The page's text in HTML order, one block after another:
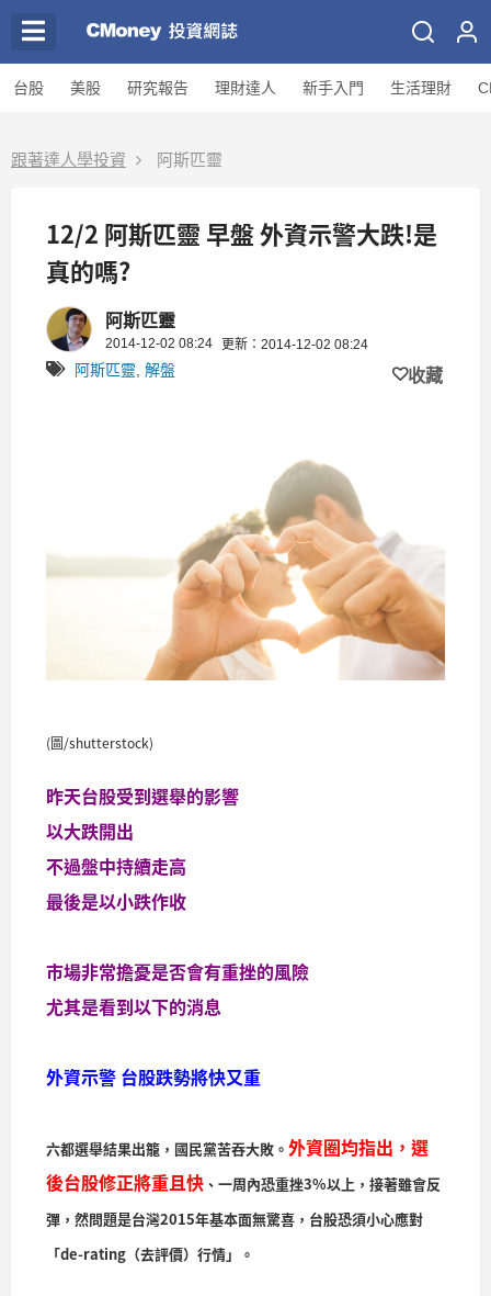
台股 美股 研究報告 理財達人 新手入門 生活理財
跟著達人學投資 阿斯匹靈
12/2 阿斯匹靈 早盤 外資示警大跌!是
真的嗎?
阿斯匹靈
2014-12-02 08:24 更新：2014-12-02 08:24
阿斯匹靈 解盤 收藏
(圖/shutterstock)
昨天台股受到選舉的影響
以大跌開出
不過盤中持續走高
最後是以小跌作收
市場非常擔憂是否會有重挫的風險
尤其是看到以下的消息
外資示警 台股跌勢將快又重
六都選舉結果出籠，國民黨苦吞大敗。 外資圈均指出，選
後台股修正將重且快 、一周內恐重挫3%以上，接著雖會反
彈，然問題是台灣2015年基本面無驚喜，台股恐須小心應對
「de-rating（去評價）行情」。